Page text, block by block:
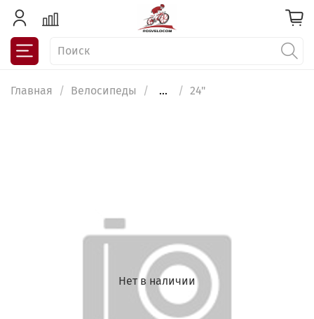
Главная Велосипеды ... 24"
Нет в наличии